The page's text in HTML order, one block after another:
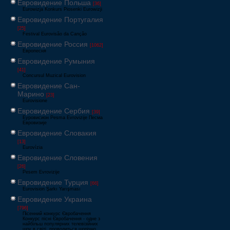
Евровидение Польша [36]
Eurowizja Konkurs Piosenki Eurowizji
Евровидение Португалия
[25]
Festival Eurovisão da Canção
Евровидение Россия [1062]
Европесня
Евровидение Румыния
[41]
Concursul Muzical Eurovision
Евровидение Сан-
Марино [23]
Eurovisione
Евровидение Сербия [39]
Еуровисион Pesma Evrovizije Песма
Евровизије
Евровидение Словакия
[13]
Eurovízia
Евровидение Словения
[26]
Pesem Evrovizije
Евровидение Турция [66]
Eurovision Şarkı Yarışması
Евровидение Украина
[796]
Пісенний конкурс Євробачення
Конкурс пісні Євробачення - одне з
найбільш популярних телевізійних
шоу в світі, проводиться щорічно,